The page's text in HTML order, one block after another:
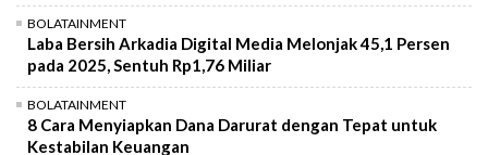
BOLATAINMENT
Laba Bersih Arkadia Digital Media Melonjak 45,1 Persen
pada 2025, Sentuh Rp1,76 Miliar
BOLATAINMENT
8 Cara Menyiapkan Dana Darurat dengan Tepat untuk
Kestabilan Keuangan